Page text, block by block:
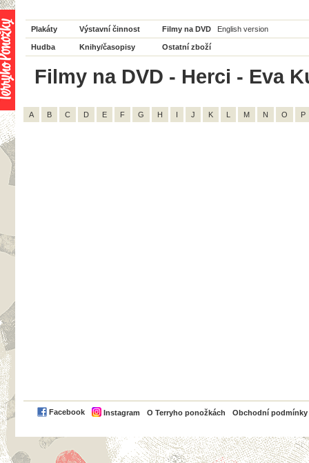
Plakáty Výstavní činnost Filmy na DVD English version
Hudba Knihy/časopisy Ostatní zboží
Filmy na DVD - Herci - Eva
A B C D E F G H I J K L M N O P
Facebook Instagram O Terryho ponožkách Obchodní podmínky
PayPal